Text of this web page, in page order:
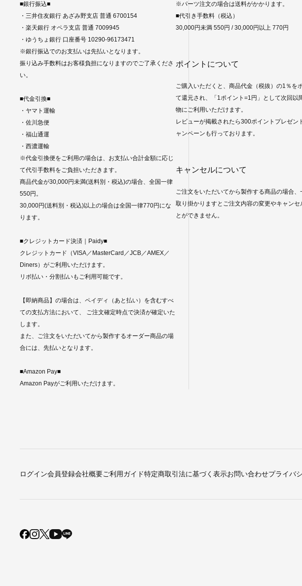
■銀行振込■
・三井住友銀行 あざみ野支店 普通 6700154
・楽天銀行 オペラ支店 普通 7009945
・ゆうちょ銀行 口座番号 10290-96173471
※銀行振込でのお支払いは先払いとなります。
振り込み手数料はお客様負担になりますのでご了承くださ
い。
■代金引換■
・ヤマト運輸
・佐川急便
・福山通運
・西濃運輸
※代金引換便をご利用の場合は、お支払い合計金額に応じ
て代引手数料をご負担いただきます。
商品代金が30,000円未満(送料別・税込)の場合、全国一律
550円。
30,000円(送料別・税込)以上の場合は全国一律770円にな
ります。
■クレジットカード決済｜Paidy■
クレジットカード（VISA／MasterCard／JCB／AMEX／
Diners）がご利用いただけます。
リボ払い・分割払いもご利用可能です。
【即納商品】の場合は、ペイディ（あと払い）を含むすべ
ての支払方法において、 ご注文確定時点で決済が確定いた
します。
また、ご注文をいただいてから製作するオーダー商品の場
合には、先払いとなります。
■Amazon Pay■
Amazon Payがご利用いただけます。
※パーツ注文の場合は送料がかかります。
■代引き手数料（税込）
30,000円未満 550円 / 30,000円以上 770円
ポイントについて
ご購入いただくと、商品代金（税抜）の1％を
て還元され、「1ポイント=1円」として次回以
物にご利用いただけます。
レビューが掲載されたら300ポイントプレゼン
ャンペーンも行っております。
キャンセルについて
ご注文をいただいてから製作する商品の場合、
取り掛かりますとご注文内容の変更やキャンセ
とができません。
ログイン会員登録会社概要ご利用ガイド特定商取引法に基づく表示お問い合わせプライバ